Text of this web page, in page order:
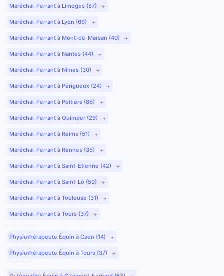
Maréchal-Ferrant à Limoges (87)
Maréchal-Ferrant à Lyon (69)
Maréchal-Ferrant à Mont-de-Marsan (40)
Maréchal-Ferrant à Nantes (44)
Maréchal-Ferrant à Nîmes (30)
Maréchal-Ferrant à Périgueux (24)
Maréchal-Ferrant à Poitiers (86)
Maréchal-Ferrant à Quimper (29)
Maréchal-Ferrant à Reims (51)
Maréchal-Ferrant à Rennes (35)
Maréchal-Ferrant à Saint-Etienne (42)
Maréchal-Ferrant à Saint-Lô (50)
Maréchal-Ferrant à Toulouse (31)
Maréchal-Ferrant à Tours (37)
Physiothérapeute Équin à Caen (14)
Physiothérapeute Équin à Tours (37)